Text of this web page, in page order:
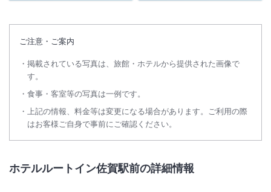
ご注意・ご案内
掲載されている写真は、旅館・ホテルから提供された画像で
す。
食事・客室等の写真は一例です。
上記の情報、料金等は変更になる場合があります。ご利用の際
はお客様ご自身で事前にご確認ください。
ホテルルートイン佐賀駅前の詳細情報